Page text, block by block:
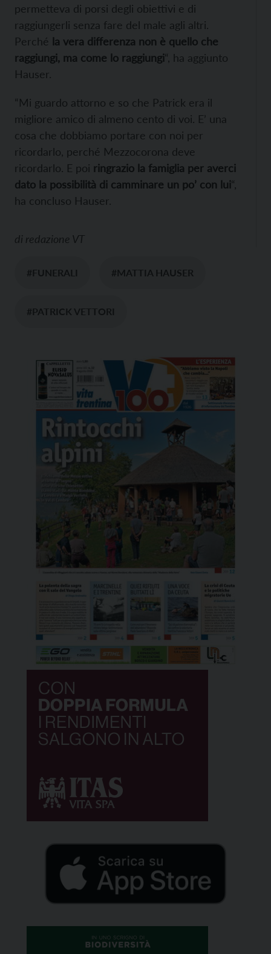
permetteva di porsi degli obiettivi e di
raggiungerli senza fare del male agli altri.
Perché la vera differenza non è quello che
raggiungi, ma come lo raggiungi“, ha aggiunto
Hauser.
“Mi guardo attorno e so che Patrick era il
migliore amico di almeno cento di voi. E’ una
cosa che dobbiamo portare con noi per
ricordarlo, perché Mezzocorona deve
ricordarlo. E poi ringrazio la famiglia per averci
dato la possibilità di camminare un po’ con lui“,
ha concluso Hauser.
di redazione VT
#FUNERALI #MATTIA HAUSER
#PATRICK VETTORI